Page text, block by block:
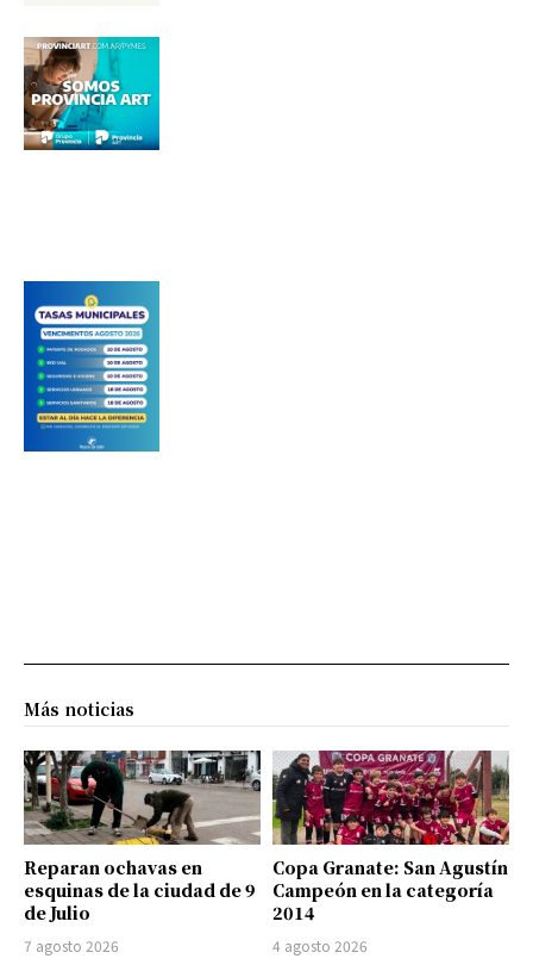
Más noticias
Reparan ochavas en
esquinas de la ciudad de 9
de Julio
7 agosto 2026
Copa Granate: San Agustín
Campeón en la categoría
2014
4 agosto 2026